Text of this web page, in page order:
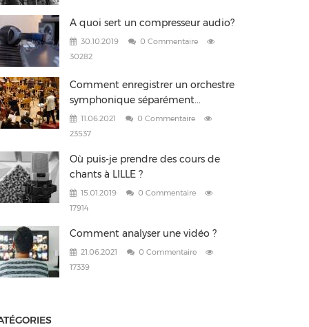
A quoi sert un compresseur audio?
30.10.2019
0 Commentaire
30282
Comment enregistrer un orchestre
symphonique séparément...
11.06.2021
0 Commentaire
23537
Où puis-je prendre des cours de
chants à LILLE ?
15.01.2019
0 Commentaire
17914
Comment analyser une vidéo ?
21.06.2021
0 Commentaire
17339